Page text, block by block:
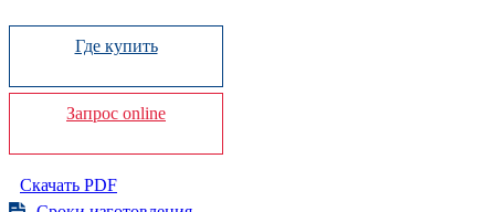
Где купить
Запрос online
Скачать PDF